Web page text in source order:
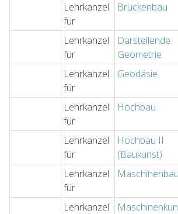
Lehrkanzel
für
Brückenbau
Lehrkanzel
für
Darstellende
Geometrie
Lehrkanzel
für
Geodäsie
Lehrkanzel
für
Hochbau
Lehrkanzel
für
Hochbau II
(Baukunst)
Lehrkanzel
für
Maschinenbau
Lehrkanzel